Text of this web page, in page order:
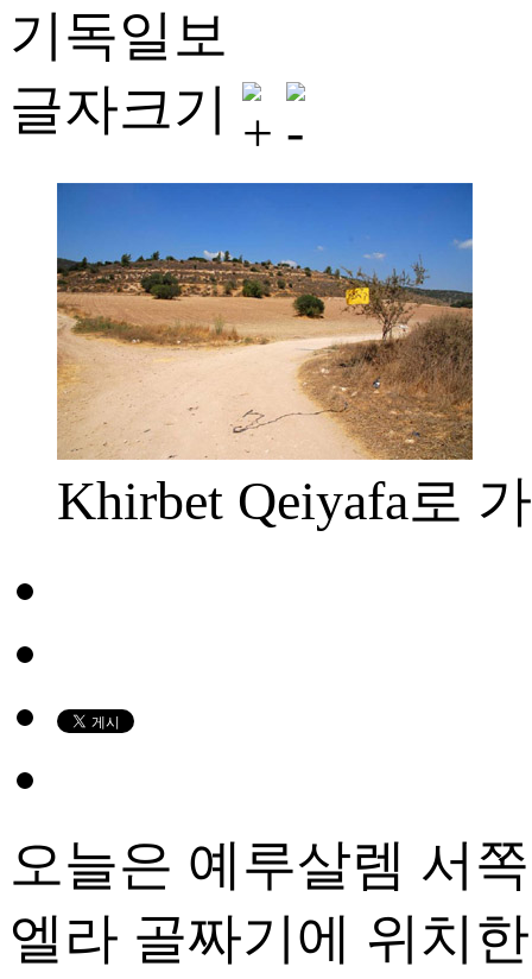
기독일보
글자크기
Khirbet Qeiyafa로
오늘은 예루살렘 서
엘라 골짜기에 위치